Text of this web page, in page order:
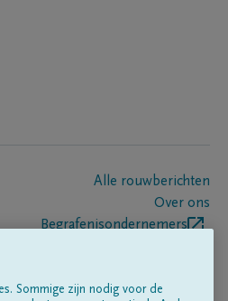
Alle rouwberichten
Over ons
Begrafenisondernemers
Sommige zijn nodig voor de